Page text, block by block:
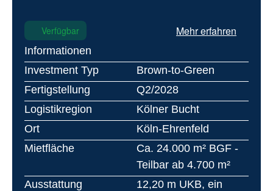
Verfügbar Mehr erfahren
Informationen
Investment Typ
Brown-to-Green
Fertigstellung
Q2/2028
Logistikregion
Kölner Bucht
Ort
Köln-Ehrenfeld
Mietfläche
Ca. 24.000 m² BGF -
Teilbar ab 4.700 m²
Ausstattung
12,20 m UKB, ein